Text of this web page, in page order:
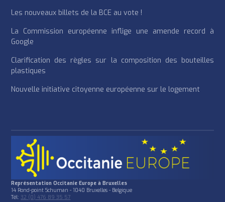
Les nouveaux billets de la BCE au vote !
La Commission européenne inflige une amende record à
Google
Clarification des règles sur la composition des bouteilles
plastiques
Nouvelle initiative citoyenne européenne sur le logement
Représentation Occitanie Europe à Bruxelles
14 Rond-point Schuman - 1040 Bruxelles - Belgique
Tél:32 (0) 476 89 35 57